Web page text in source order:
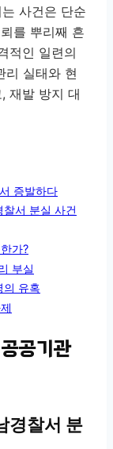
사건은 단순
를 뿌리째 흔
적인 일련의
리 실태와 현
재발 방지 대
증발하다
서 분실 사건
가?
부실
의 유혹
공기관
경찰서 분